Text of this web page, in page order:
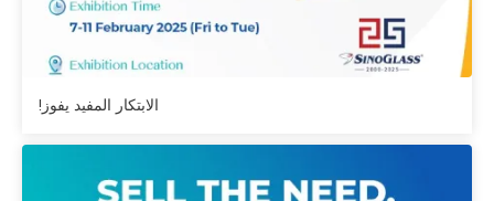
الابتكار المفيد يفوز!